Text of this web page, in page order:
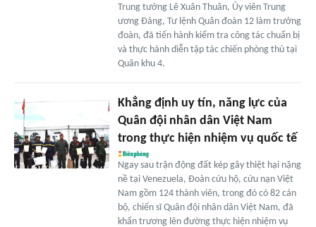
Trung tướng Lê Xuân Thuân, Ủy viên Trung
ương Đảng, Tư lệnh Quân đoàn 12 làm trưởng
đoàn, đã tiến hành kiểm tra công tác chuẩn bị
và thực hành diễn tập tác chiến phòng thủ tại
Quân khu 4.
Khẳng định uy tín, năng lực của
Quân đội nhân dân Việt Nam
trong thực hiện nhiệm vụ quốc tế
Ngay sau trận động đất kép gây thiệt hại nặng
nề tại Venezuela, Đoàn cứu hộ, cứu nạn Việt
Nam gồm 124 thành viên, trong đó có 82 cán
bộ, chiến sĩ Quân đội nhân dân Việt Nam, đã
khẩn trương lên đường thực hiện nhiệm vụ